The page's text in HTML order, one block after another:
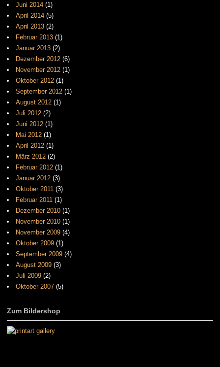
Juni 2014 (1)
April 2014 (5)
April 2013 (2)
Februar 2013 (1)
Januar 2013 (2)
Dezember 2012 (6)
November 2012 (1)
Oktober 2012 (1)
September 2012 (1)
August 2012 (1)
Juli 2012 (2)
Juni 2012 (1)
Mai 2012 (1)
April 2012 (1)
März 2012 (2)
Februar 2012 (1)
Januar 2012 (3)
Oktober 2011 (3)
Februar 2011 (1)
Dezember 2010 (1)
November 2010 (1)
November 2009 (4)
Oktober 2009 (1)
September 2009 (4)
August 2009 (3)
Juli 2009 (2)
Oktober 2007 (5)
Zum Bildershop